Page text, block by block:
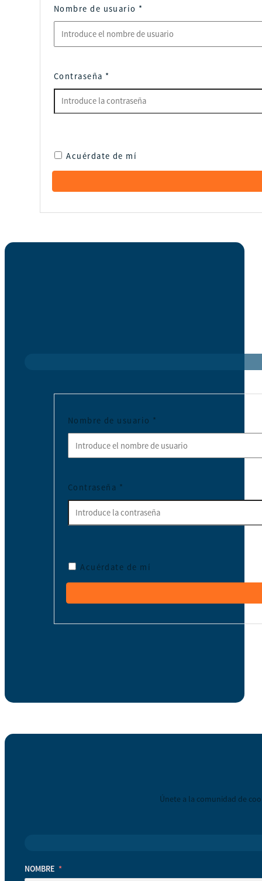
Nombre de usuario *
Contraseña *
Acuérdate de mí
Nombre de usuario *
Contraseña *
Acuérdate de mí
Únete a la comunidad de
NOMBRE